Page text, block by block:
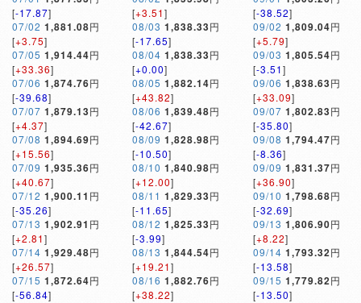
[-17.87]
07/02 1,881.08円
[+3.75]
07/05 1,914.44円
[+33.36]
07/06 1,874.76円
[-39.68]
07/07 1,879.13円
[+4.37]
07/08 1,894.69円
[+15.56]
07/09 1,935.36円
[+40.67]
07/12 1,900.11 円
[-35.26]
07/13 1,902.91 円
[+2.81]
07/14 1,929.48円
[+26.57]
07/15 1,872.64円
[-56.84]
[+3.51]
08/03 1,838.33円
[-17.65]
08/04 1,838.33円
[+0.00]
08/05 1,882.14円
[+43.82]
08/06 1,839.48円
[-42.67]
08/09 1,828.98円
[-10.50]
08/10 1,840.98円
[+12.00]
08/11 1,829.33円
[-11.65]
08/12 1,825.33円
[-3.99]
08/13 1,844.54円
[+19.21]
08/16 1,882.76円
[+38.22]
[-38.52]
09/02 1,809.04円
[+5.79]
09/03 1,805.54円
[-3.51]
09/06 1,838.63円
[+33.09]
09/07 1,802.83円
[-35.80]
09/08 1,794.47円
[-8.36]
09/09 1,831.37円
[+36.90]
09/10 1,798.68円
[-32.69]
09/13 1,806.90円
[+8.22]
09/14 1,793.32円
[-13.58]
09/15 1,779.82円
[-13.50]